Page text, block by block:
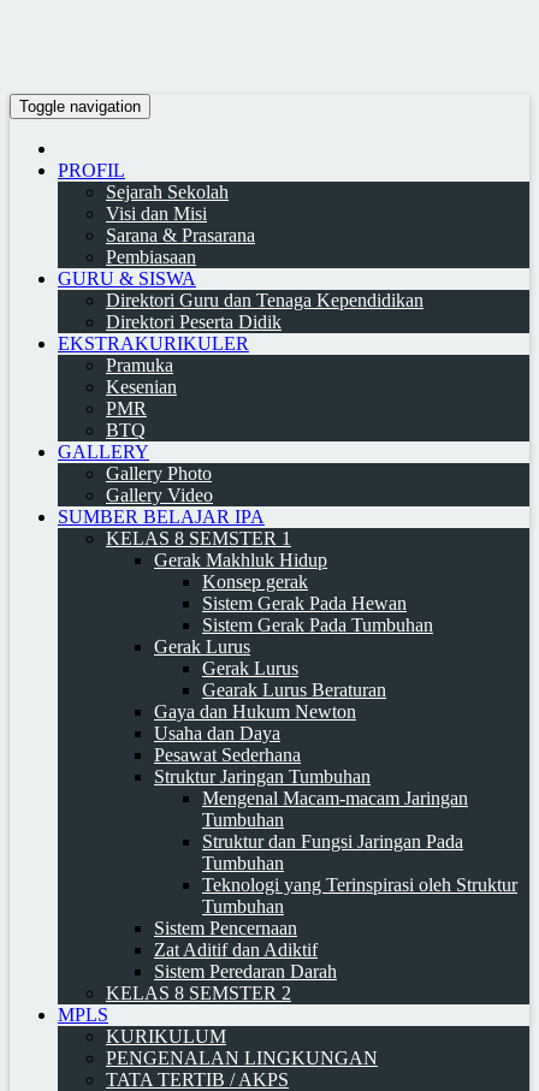
Toggle navigation
PROFIL
Sejarah Sekolah
Visi dan Misi
Sarana & Prasarana
Pembiasaan
GURU & SISWA
Direktori Guru dan Tenaga Kependidikan
Direktori Peserta Didik
EKSTRAKURIKULER
Pramuka
Kesenian
PMR
BTQ
GALLERY
Gallery Photo
Gallery Video
SUMBER BELAJAR IPA
KELAS 8 SEMSTER 1
Gerak Makhluk Hidup
Konsep gerak
Sistem Gerak Pada Hewan
Sistem Gerak Pada Tumbuhan
Gerak Lurus
Gerak Lurus
Gearak Lurus Beraturan
Gaya dan Hukum Newton
Usaha dan Daya
Pesawat Sederhana
Struktur Jaringan Tumbuhan
Mengenal Macam-macam Jaringan
Tumbuhan
Struktur dan Fungsi Jaringan Pada
Tumbuhan
Teknologi yang Terinspirasi oleh Struktur
Tumbuhan
Sistem Pencernaan
Zat Aditif dan Adiktif
Sistem Peredaran Darah
KELAS 8 SEMSTER 2
MPLS
KURIKULUM
PENGENALAN LINGKUNGAN
TATA TERTIB / AKPS